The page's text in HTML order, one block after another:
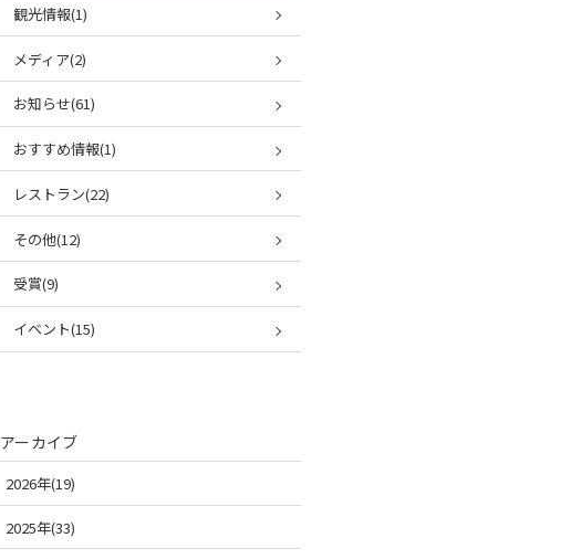
観光情報(1)
メディア(2)
お知らせ(61)
おすすめ情報(1)
レストラン(22)
その他(12)
受賞(9)
イベント(15)
アーカイブ
2026年(19)
2025年(33)